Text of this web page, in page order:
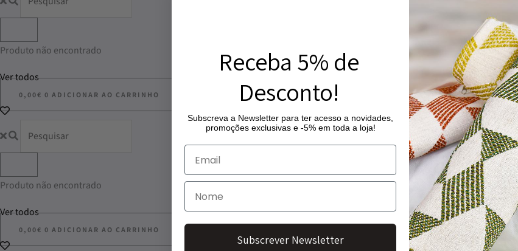
Produto não encontrado
Ver todos
0,00€ 0 ADICIONAR AO CARRINHO
Produto não encontrado
Ver todos
0,00€ 0 ADICIONAR AO CARRINHO
Receba 5% de
Desconto!
Subscreva a Newsletter para ter acesso a novidades,
promoções exclusivas e -5% em toda a loja!
Subscrever Newsletter